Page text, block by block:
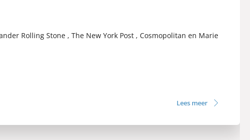
Rolling Stone , The New York Post , Cosmopolitan en Marie
Lees meer